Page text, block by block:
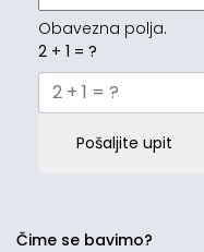
Obavezna polja.
2 + 1 = ?
Pošaljite upit
Čime se bavimo?